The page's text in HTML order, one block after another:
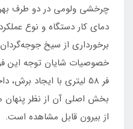
چرخشی ولومی در دو طرف
دمای کار دستگاه و نوع
برخورداری از سیخ
خصوصیات شایان توجه این
فر 58 لیتری با ایجاد
بخش اصلی آن از نظر پنهان
از بیرون قابل مشاهده است.